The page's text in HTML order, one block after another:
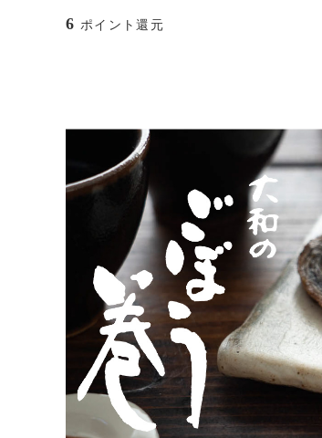
6 ポイント還元